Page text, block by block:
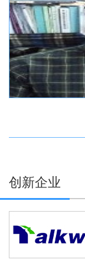
创新企业